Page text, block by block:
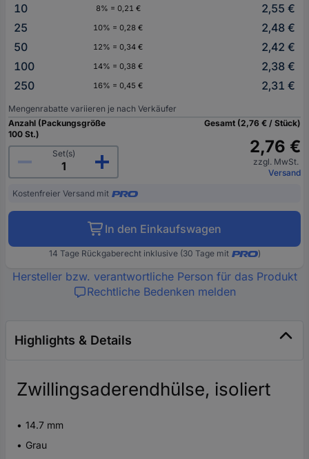
10
8% = 0,21 €
2,55 €
25
10% = 0,28 €
2,48 €
50
12% = 0,34 €
2,42 €
100
14% = 0,38 €
2,38 €
250
16% = 0,45 € 2,31 €
Mengenrabatte variieren je nach Verkäufer
Anzahl (Packungsgröße
100 St.)
Set(s)
Gesamt (2,76 € / Stück)
2,76 €
zzgl. MwSt.
Versand
Kostenfreier Versand mit
In den Einkaufswagen
14 Tage Rückgaberecht inklusive (30 Tage mit )
Hersteller bzw. verantwortliche Person für das Produkt
Rechtliche Bedenken melden
Highlights & Details
Zwillingsaderendhülse, isoliert
14.7 mm
Grau